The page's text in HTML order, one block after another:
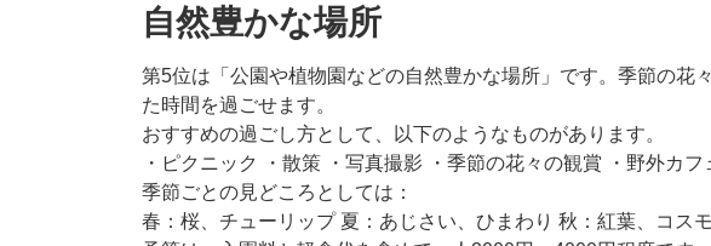
自然豊かな場所
第5位は「公園や植物園などの自然豊かな場所」です。季節の花
た時間を過ごせます。
おすすめの過ごし方として、以下のようなものがあります。
・ピクニック ・散策 ・写真撮影 ・季節の花々の観賞 ・野外カフ
季節ごとの見どころとしては：
春：桜、チューリップ 夏：あじさい、ひまわり 秋：紅葉、コス